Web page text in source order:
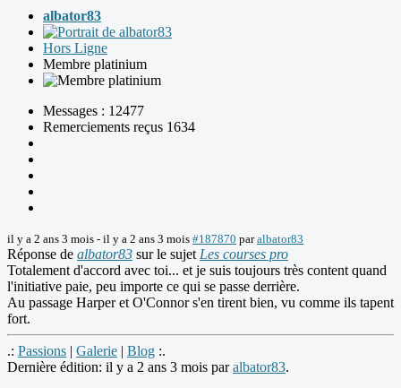
albator83
Hors Ligne
Membre platinium
Messages : 12477
Remerciements reçus 1634
il y a 2 ans 3 mois - il y a 2 ans 3 mois #187870 paralbator83
Réponse de albator83 sur le sujet Les courses pro
Totalement d'accord avec toi... et je suis toujours très content quand
l'initiative paie, peu importe ce qui se passe derrière.
Au passage Harper et O'Connor s'en tirent bien, vu comme ils tapent
fort.
.: Passions | Galerie | Blog :.
Dernière édition: il y a 2 ans 3 mois paralbator83.